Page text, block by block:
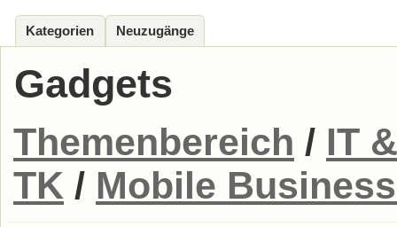
Kategorien Neuzugänge
Gadgets
Themenbereich / IT
TK / Mobile